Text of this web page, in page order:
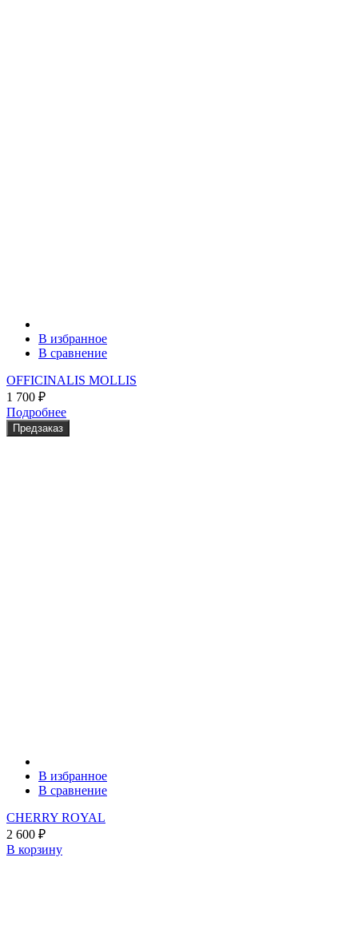
В избранное
В сравнение
OFFICINALIS MOLLIS
1 700 ₽
Подробнее
Предзаказ
В избранное
В сравнение
CHERRY ROYAL
2 600 ₽
В корзину